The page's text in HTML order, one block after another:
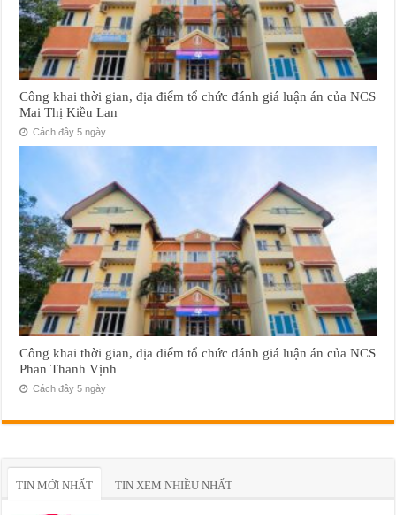
Công khai thời gian, địa điểm tổ chức đánh giá luận án của NCS
Mai Thị Kiều Lan
Cách đây 5 ngày
Công khai thời gian, địa điểm tổ chức đánh giá luận án của NCS
Phan Thanh Vịnh
Cách đây 5 ngày
TIN MỚI NHẤT TIN XEM NHIỀU NHẤT